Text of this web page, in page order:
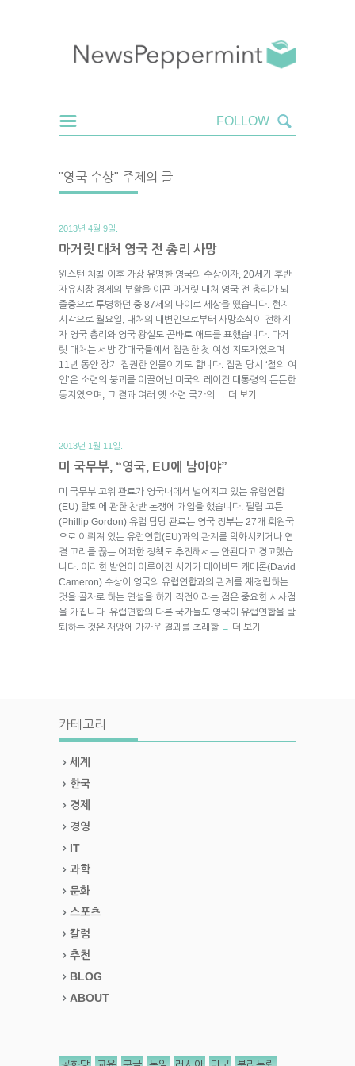
"영국 수상" 주제의 글
2013년 4월 9일.
마거릿 대처 영국 전 총리 사망
윈스턴 처칠 이후 가장 유명한 영국의 수상이자, 20세기 후반
자유시장 경제의 부활을 이끈 마거릿 대처 영국 전 총리가 뇌
졸중으로 투병하던 중 87세의 나이로 세상을 떴습니다. 현지
시각으로 월요일, 대처의 대변인으로부터 사망소식이 전해지
자 영국 총리와 영국 왕실도 곧바로 애도를 표했습니다. 마거
릿 대처는 서방 강대국들에서 집권한 첫 여성 지도자였으며
11년 동안 장기 집권한 인물이기도 합니다. 집권 당시 ‘철의 여
인’은 소련의 붕괴를 이끌어낸 미국의 레이건 대통령의 든든한
동지였으며, 그 결과 여러 옛 소련 국가의
→ 더 보기
2013년 1월 11일.
미 국무부, “영국, EU에 남아야”
미 국무부 고위 관료가 영국내에서 벌어지고 있는 유럽연합
(EU) 탈퇴에 관한 찬반 논쟁에 개입을 했습니다. 필립 고든
(Phillip Gordon) 유럽 담당 관료는 영국 정부는 27개 회원국
으로 이뤄져 있는 유럽연합(EU)과의 관계를 악화시키거나 연
결 고리를 끊는 어떠한 정책도 추진해서는 안된다고 경고했습
니다. 이러한 발언이 이루어진 시기가 데이비드 캐머론(David
Cameron) 수상이 영국의 유럽연합과의 관계를 재정립하는
것을 골자로 하는 연설을 하기 직전이라는 점은 중요한 시사점
을 가집니다. 유럽연합의 다른 국가들도 영국이 유럽연합을 탈
퇴하는 것은 재앙에 가까운 결과를 초래할 → 더 보기
카테고리
세계
한국
경제
경영
IT
과학
문화
스포츠
칼럼
추천
BLOG
ABOUT